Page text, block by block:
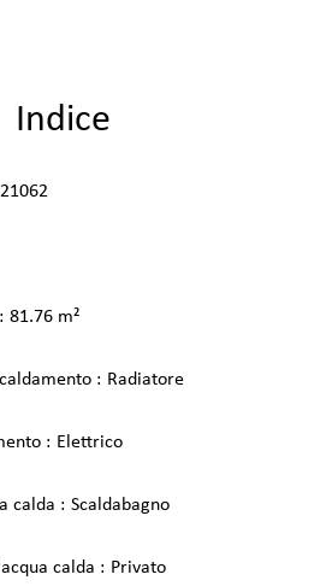
Indice
81.76 m²
Radiatore
Elettrico
calda Scaldabagno
calda Privato